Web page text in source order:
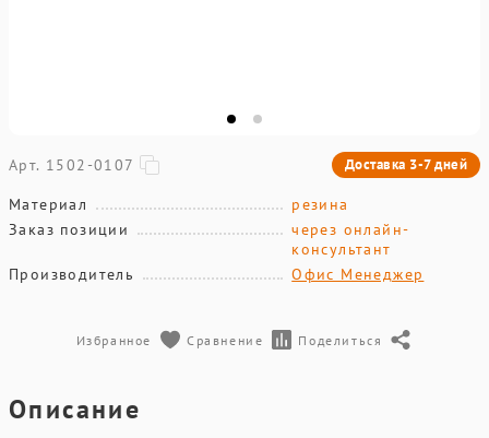
Арт. 1502-0107 Доставка 3-7 дней
Материал
резина
Заказ позиции
через онлайн-
консультант
Производитель
Офис Менеджер
Избранное Сравнение Поделиться
Описание